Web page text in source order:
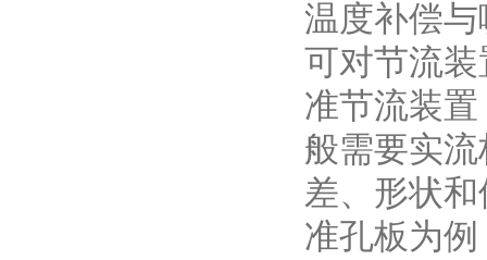
温度补偿
可对节流
准节流装
般需要实
差、形状
准孔板为